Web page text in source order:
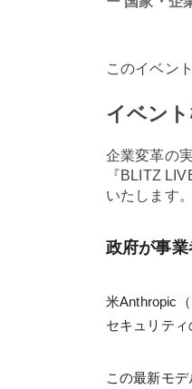
このイベン
イベン
企業変革の
『BLITZ
いたします。
政府が事
米Anthropic
セキュリティ
この最新モ